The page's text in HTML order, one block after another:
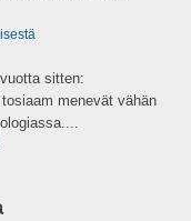
sitten:
menevät vähän